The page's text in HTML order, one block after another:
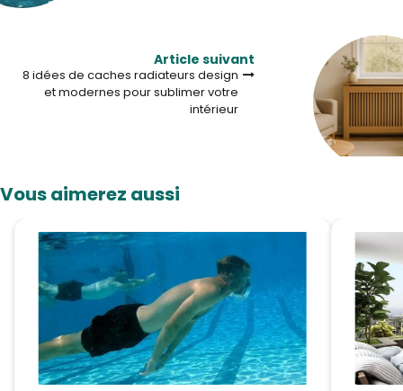
Article suivant
8 idées de caches radiateurs design
et modernes pour sublimer votre
intérieur
Vous aimerez aussi